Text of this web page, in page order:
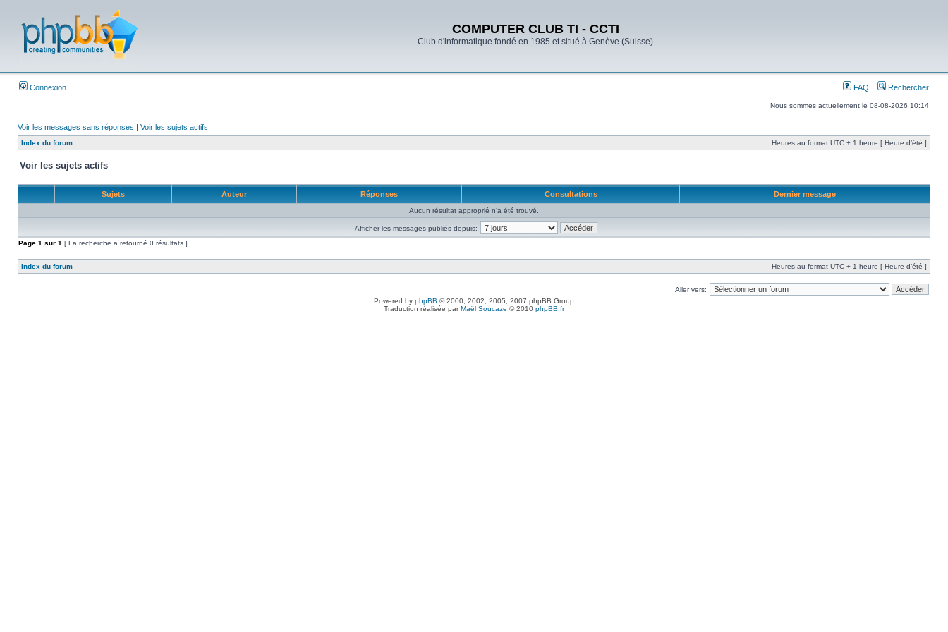
COMPUTER CLUB TI - CCTI
Club d'informatique fondé en 1985 et situé à Genève (Suisse)
Connexion FAQ Rechercher
Nous sommes actuellement le 08-08-2026 10:14
Voir les messages sans réponses | Voir les sujets actifs
Index du forum Heures au format UTC + 1 heure [ Heure d’été ]
Voir les sujets actifs
Sujets Auteur Réponses Consultations Dernier message
Aucun résultat approprié n’a été trouvé.
Afficher les messages publiés depuis:
Page 1 sur 1 [ La recherche a retourné 0 résultats ]
Index du forum Heures au format UTC + 1 heure [ Heure d’été ]
Aller vers:
Powered by phpBB © 2000, 2002, 2005, 2007 phpBB Group
Traduction réalisée parMaël Soucaze © 2010 phpBB.fr